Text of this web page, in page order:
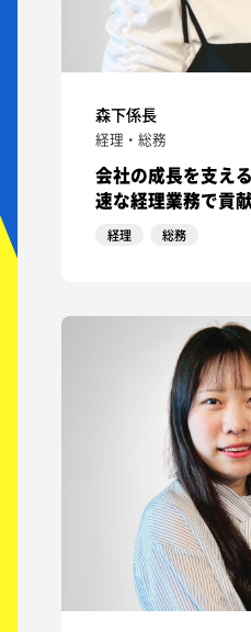
森下係長
経理・総務
会社の成長を支え
速な経理業務で貢
経理 総務